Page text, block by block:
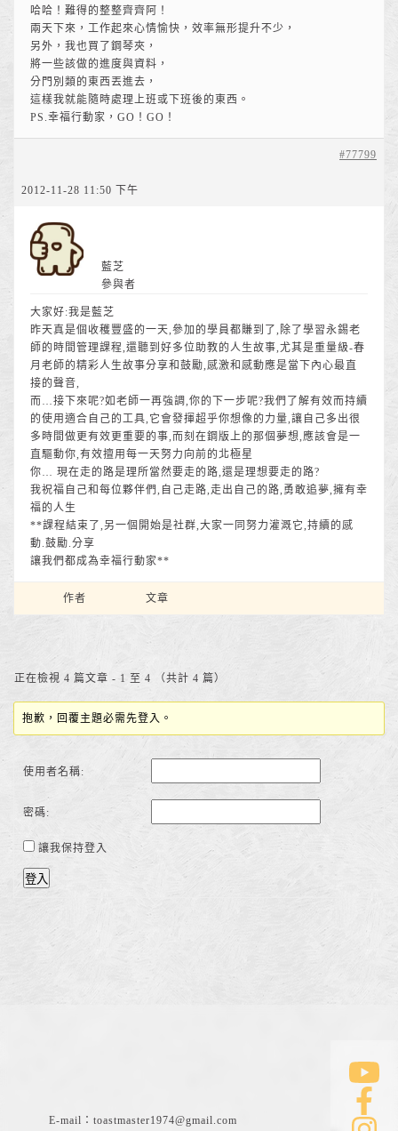
哈哈！難得的整整齊齊阿！
兩天下來，工作起來心情愉快，效率無形提升不少，
另外，我也買了鋼琴夾，
將一些該做的進度與資料，
分門別類的東西丟進去，
這樣我就能隨時處理上班或下班後的東西。
PS.幸福行動家，GO！GO！
2012-11-28 11:50 下午
#77799
藍芝
參與者
大家好:我是藍芝
昨天真是個收穫豐盛的一天,參加的學員都賺到了,除了學習永錫老
師的時間管理課程,還聽到好多位助教的人生故事,尤其是重量級-春
月老師的精彩人生故事分享和鼓勵,感激和感動應是當下內心最直
接的聲音,
而…接下來呢?如老師一再強調,你的下一步呢?我們了解有效而持續
的使用適合自己的工具,它會發揮超乎你想像的力量,讓自己多出很
多時間做更有效更重要的事,而刻在鋼版上的那個夢想,應該會是一
直驅動你,有效擅用每一天努力向前的北極星
你… 現在走的路是理所當然要走的路,還是理想要走的路?
我祝福自己和每位夥伴們,自己走路,走出自己的路,勇敢追夢,擁有幸
福的人生
**課程結束了,另一個開始是社群,大家一同努力灌溉它,持續的感
動.鼓勵.分享
讓我們都成為幸福行動家**
作者 文章
正在檢視 4 篇文章 - 1 至 4 （共計 4 篇）
抱歉，回覆主題必需先登入。
使用者名稱:
密碼:
讓我保持登入
登入
E-mail： toastmaster1974@gmail.com